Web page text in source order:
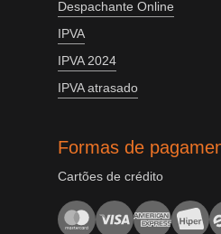
Despachante Online
IPVA
IPVA 2024
IPVA atrasado
Formas de
Cartões de crédito